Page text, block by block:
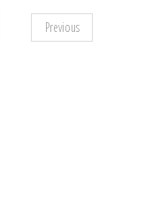
Previous